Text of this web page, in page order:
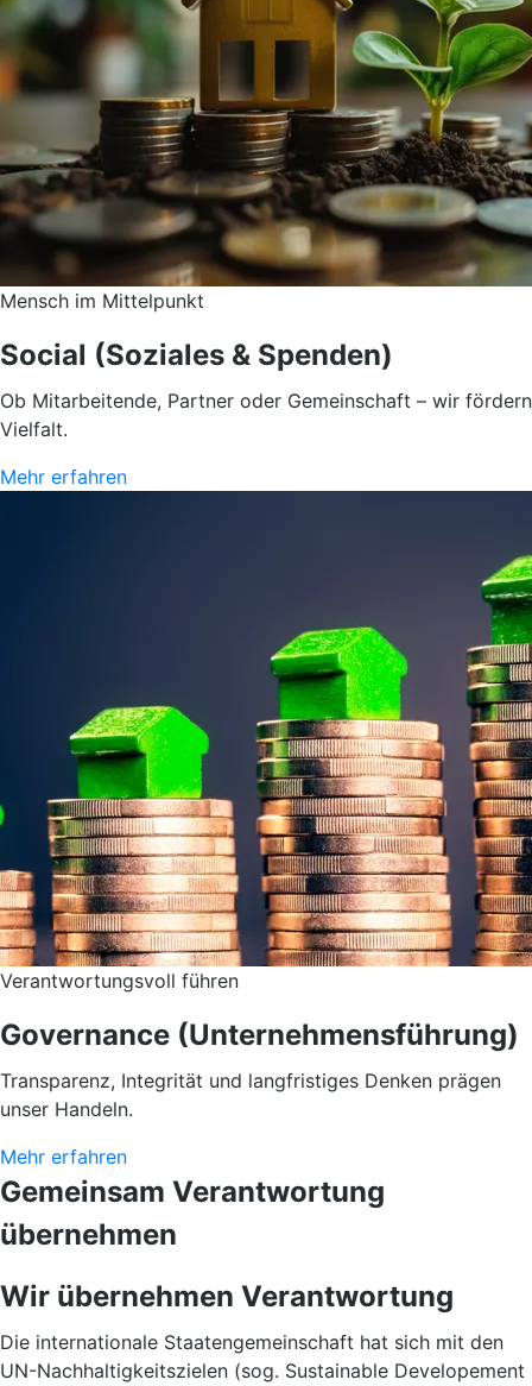
Mensch im Mittelpunkt
Social (Soziales & Spenden)
Ob Mitarbeitende, Partner oder Gemeinschaft – wir fördern
Vielfalt.
Mehr erfahren
Verantwortungsvoll führen
Governance (Unternehmensführung)
Transparenz, Integrität und langfristiges Denken prägen
unser Handeln.
Mehr erfahren
Gemeinsam Verantwortung
übernehmen
Wir übernehmen Verantwortung
Die internationale Staatengemeinschaft hat sich mit den
UN-Nachhaltigkeitszielen (sog. Sustainable Developement